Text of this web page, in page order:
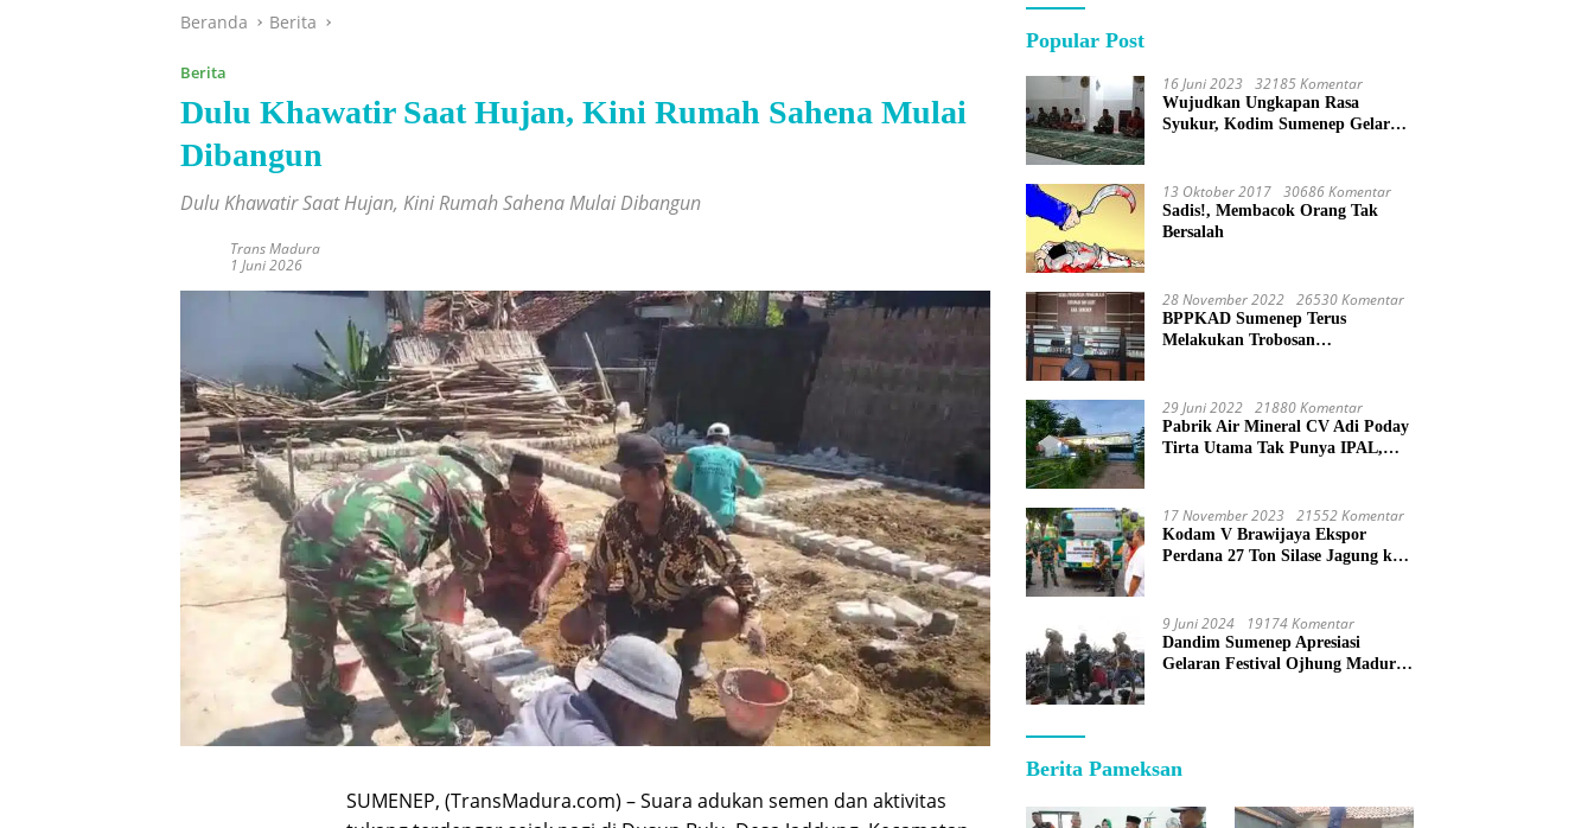
Beranda Berita
Berita
Dulu Khawatir Saat Hujan, Kini Rumah Sahena Mulai
Dibangun
Dulu Khawatir Saat Hujan, Kini Rumah Sahena Mulai Dibangun
Trans Madura
1 Juni 2026
SUMENEP, (TransMadura.com) – Suara adukan semen dan aktivitas
Popular Post
16 Juni 2023 32185 Komentar
Wujudkan Ungkapan Rasa
Syukur, Kodim Sumenep Gelar
13 Oktober 2017 30686 Komentar
Sadis!, Membacok Orang Tak
Bersalah
28 November 2022 26530 Komentar
BPPKAD Sumenep Terus
Melakukan Trobosan
29 Juni 2022 21880 Komentar
Pabrik Air Mineral CV Adi Poday
Tirta Utama Tak Punya IPAL,
17 November 2023 21552 Komentar
Kodam V Brawijaya Ekspor
Perdana 27 Ton Silase Jagung ke
9 Juni 2024 19174 Komentar
Dandim Sumenep Apresiasi
Gelaran Festival Ojhung Madura
Berita Pameksan